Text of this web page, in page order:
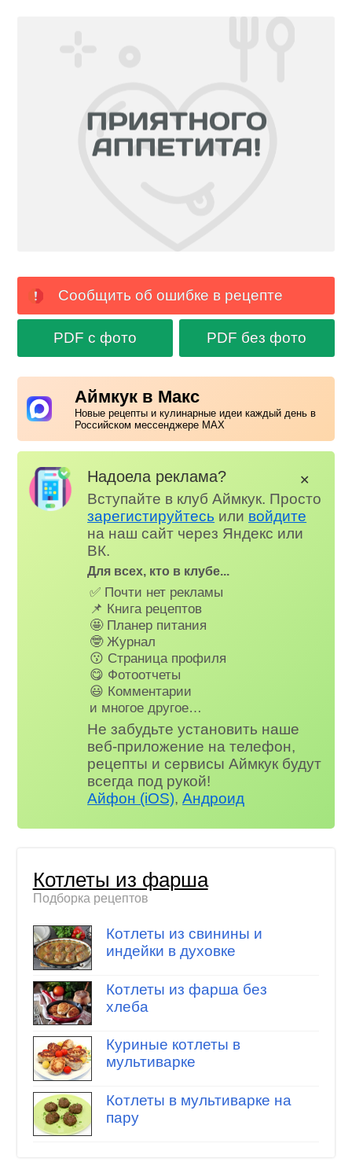
Сообщить об ошибке в рецепте
PDF с фото PDF без фото
Аймкук в Макс
Новые рецепты и кулинарные идеи каждый день в
Российском мессенджере MAX
Надоела реклама?
Вступайте в клуб Аймкук. Просто
зарегистируйтесь или войдите
на наш сайт через Яндекс или
ВК.
Для всех, кто в клубе...
✅ Почти нет рекламы
📌 Книга рецептов
🤩 Планер питания
🤓 Журнал
😗 Страница профиля
😋 Фотоотчеты
😃 Комментарии
и многое другое…
Не забудьте установить наше
веб-приложение на телефон,
рецепты и сервисы Аймкук будут
всегда под рукой!
Айфон (iOS),Андроид
✕
Котлеты из фарша
Подборка рецептов
Котлеты из свинины и
индейки в духовке
Котлеты из фарша без
хлеба
Куриные котлеты в
мультиварке
Котлеты в мультиварке на
пару